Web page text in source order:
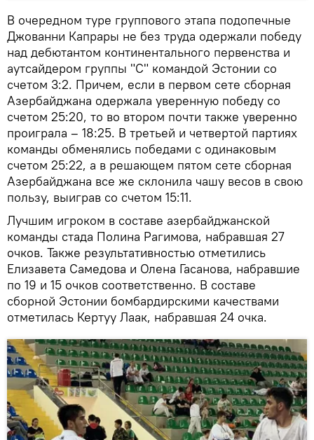
В очередном туре группового этапа подопечные
Джованни Капрары не без труда одержали победу
над дебютантом континентального первенства и
аутсайдером группы "С" командой Эстонии со
счетом 3:2. Причем, если в первом сете сборная
Азербайджана одержала уверенную победу со
счетом 25:20, то во втором почти также уверенно
проиграла – 18:25. В третьей и четвертой партиях
команды обменялись победами с одинаковым
счетом 25:22, а в решающем пятом сете сборная
Азербайджана все же склонила чашу весов в свою
пользу, выиграв со счетом 15:11.
Лучшим игроком в составе азербайджанской
команды стада Полина Рагимова, набравшая 27
очков. Также результативностью отметились
Елизавета Самедова и Олена Гасанова, набравшие
по 19 и 15 очков соответственно. В составе
сборной Эстонии бомбардирскими качествами
отметилась Кертуу Лаак, набравшая 24 очка.